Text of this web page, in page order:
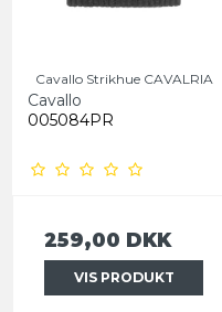
Cavallo Strikhue CAVALRIA
Cavallo
005084PR
259,00 DKK
VIS PRODUKT